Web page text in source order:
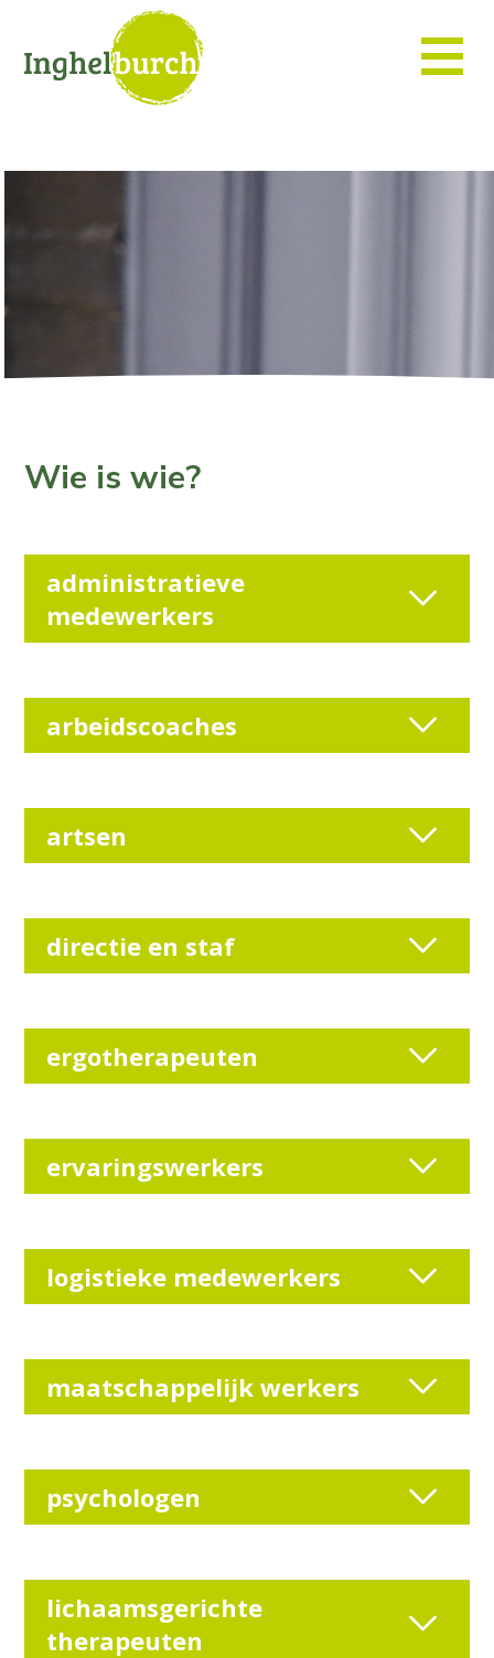
Wie is wie?
administratieve
medewerkers
arbeidscoaches
artsen
directie en staf
ergotherapeuten
ervaringswerkers
logistieke medewerkers
maatschappelijk werkers
psychologen
lichaamsgerichte
therapeuten